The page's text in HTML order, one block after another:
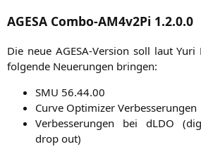
AGESA Combo-AM4v2Pi 1.2.0.0
Die neue AGE­SA-Ver­si­on soll laut
fol­gen­de Neue­run­gen bringen:
SMU 56.44.00
Cur­ve Opti­mi­zer Verbesserungen
Ver­bes­se­run­gen bei dLDO
drop out)